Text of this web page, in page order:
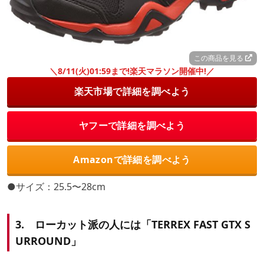
この商品を見る
＼8/11(火)01:59まで!楽天マラソン開催中!／
楽天市場で詳細を調べよう
ヤフーで詳細を調べよう
Amazonで詳細を調べよう
●サイズ：25.5〜28cm
3. ローカット派の人には「TERREX FAST GTX S
URROUND」